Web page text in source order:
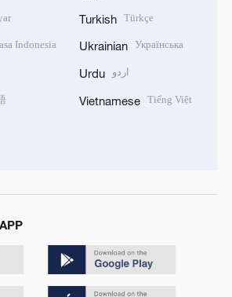
Indonesia
Turkish Türkçe
Ukrainian Українська
Urdu اردو
Vietnamese Tiếng Việt